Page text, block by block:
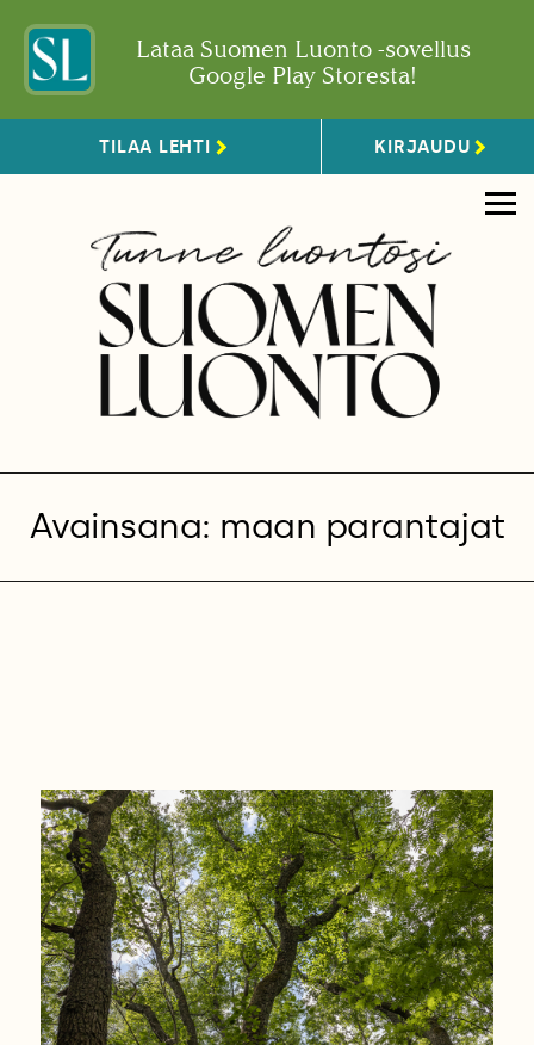
Lataa Suomen Luonto -sovellus
Google Play Storesta!
TILAA LEHTI KIRJAUDU
Avainsana: maan parantajat